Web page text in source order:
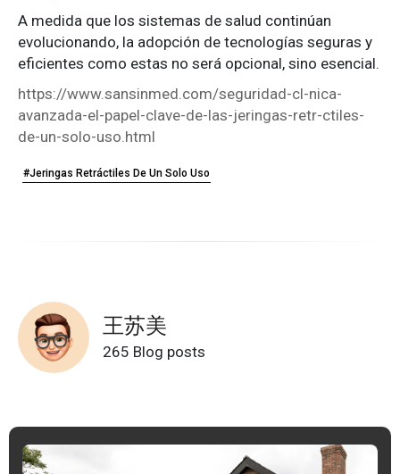
A medida que los sistemas de salud continúan
evolucionando, la adopción de tecnologías seguras y
eficientes como estas no será opcional, sino esencial.
https://www.sansinmed.com/seguridad-cl-nica-
avanzada-el-papel-clave-de-las-jeringas-retr-ctiles-
de-un-solo-uso.html
#Jeringas Retráctiles De Un Solo Uso
王苏美
265 Blog posts